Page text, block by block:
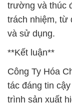
trường và thúc
trách nhiệm, từ
và sử dụng.
**Kết luận**
Công Ty Hóa
tác đáng tin
trình sản xuất